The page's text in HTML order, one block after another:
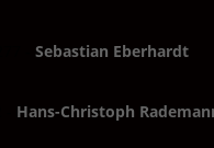
-Sebastian Eberhardt
Hans-Christoph